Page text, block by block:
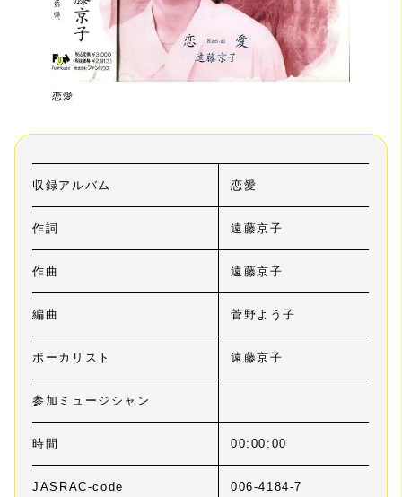
恋愛
収録アルバム 恋愛
作詞 遠藤京子
作曲 遠藤京子
編曲 菅野よう子
ボーカリスト 遠藤京子
参加ミュージシャン
時間 00:00:00
JASRAC-code 006-4184-7